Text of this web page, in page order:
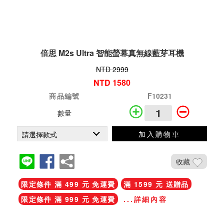
倍思 M2s Ultra 智能螢幕真無線藍芽耳機
NTD 2999
NTD 1580
商品編號
F10231
數量
加入購物車
收藏
限定條件 滿 499 元 免運費
滿 1599 元 送贈品
限定條件 滿 999 元 免運費
...詳細內容